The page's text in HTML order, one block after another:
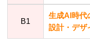
B1
生成AI時代
設計・デザ